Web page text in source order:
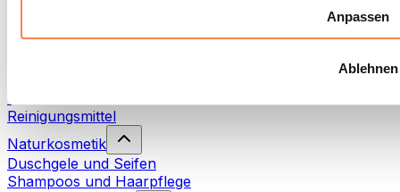
DatenschutzerklärungAnpassen
Ablehnen
Rotlichttherapie
Waschmittel
Reinigungsmittel
Naturkosmetik
Duschgele und Seifen
Shampoos und Haarpflege